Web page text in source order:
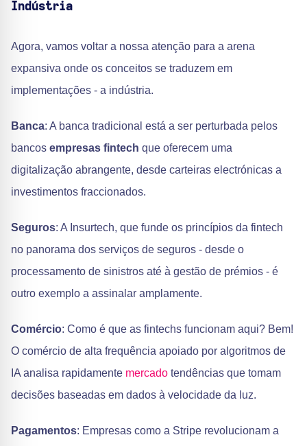
Indústria
Agora, vamos voltar a nossa atenção para a arena
expansiva onde os conceitos se traduzem em
implementações - a indústria.
Banca: A banca tradicional está a ser perturbada pelos
bancos empresas fintech que oferecem uma
digitalização abrangente, desde carteiras electrónicas a
investimentos fraccionados.
Seguros: A Insurtech, que funde os princípios da fintech
no panorama dos serviços de seguros - desde o
processamento de sinistros até à gestão de prémios - é
outro exemplo a assinalar amplamente.
Comércio: Como é que as fintechs funcionam aqui? Bem!
O comércio de alta frequência apoiado por algoritmos de
IA analisa rapidamente mercado tendências que tomam
decisões baseadas em dados à velocidade da luz.
Pagamentos: Empresas como a Stripe revolucionam a